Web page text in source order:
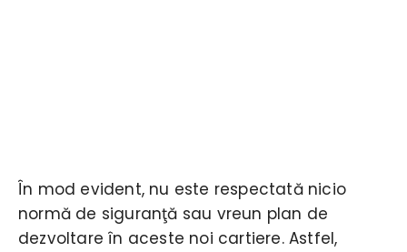
În mod evident, nu este respectată nicio
normă de siguranţă sau vreun plan de
dezvoltare în aceste noi cartiere. Astfel,